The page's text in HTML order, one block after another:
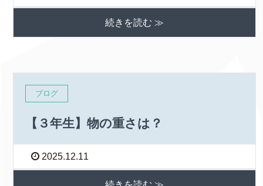
続きを読む ≫
ブログ
【３年生】物の重さは？
2025.12.11